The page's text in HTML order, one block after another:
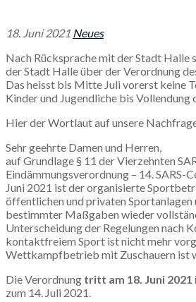
18. Juni 2021 Neues
Nach Rücksprache mit der Stadt Halle
der Stadt Halle über der Verordnung
Das heisst bis Mitte Juli vorerst keine
Kinder und Jugendliche bis Vollendung
Hier der Wortlaut auf unsere
Sehr geehrte Damen und Herren,
auf Grundlage § 11 der Vierzehnten
Eindämmungsverordnung – 14. SARS-
Juni 2021 ist der organisierte
öffentlichen und privaten Sportanlagen
bestimmter Maßgaben wieder
Unterscheidung der Regelungen nach
kontaktfreiem Sport ist nicht mehr
Wettkampfbetrieb mit Zuschauern ist
Die Verordnung tritt am 18. Juni
zum 14. Juli 2021.